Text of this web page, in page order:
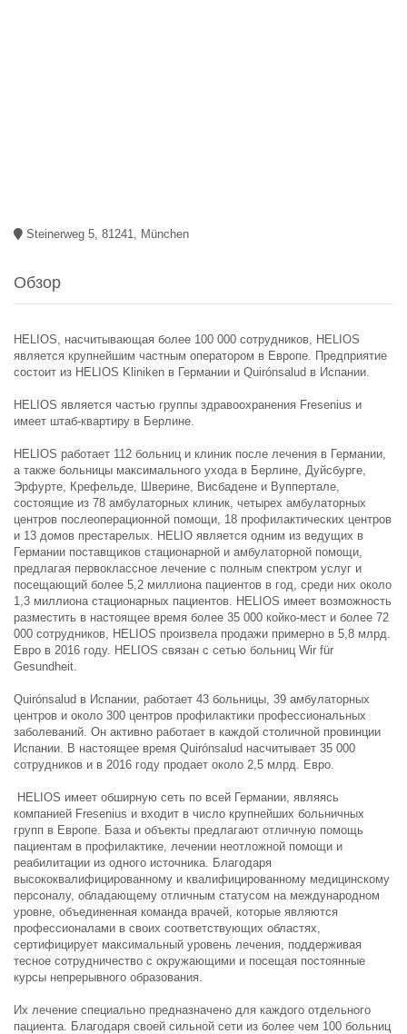
Steinerweg 5, 81241, München
Обзор
HELIOS, насчитывающая более 100 000 сотрудников, HELIOS
является крупнейшим частным оператором в Европе. Предприятие
состоит из HELIOS Kliniken в Германии и Quirónsalud в Испании.
HELIOS является частью группы здравоохранения Fresenius и
имеет штаб-квартиру в Берлине.
HELIOS работает 112 больниц и клиник после лечения в Германии,
а также больницы максимального ухода в Берлине, Дуйсбурге,
Эрфурте, Крефельде, Шверине, Висбадене и Вуппертале,
состоящие из 78 амбулаторных клиник, четырех амбулаторных
центров послеоперационной помощи, 18 профилактических центров
и 13 домов престарелых. HELIO является одним из ведущих в
Германии поставщиков стационарной и амбулаторной помощи,
предлагая первоклассное лечение с полным спектром услуг и
посещающий более 5,2 миллиона пациентов в год, среди них около
1,3 миллиона стационарных пациентов. HELIOS имеет возможность
разместить в настоящее время более 35 000 койко-мест и более 72
000 сотрудников, HELIOS произвела продажи примерно в 5,8 млрд.
Евро в 2016 году. HELIOS связан с сетью больниц Wir für
Gesundheit.
Quirónsalud в Испании, работает 43 больницы, 39 амбулаторных
центров и около 300 центров профилактики профессиональных
заболеваний. Он активно работает в каждой столичной провинции
Испании. В настоящее время Quirónsalud насчитывает 35 000
сотрудников и в 2016 году продает около 2,5 млрд. Евро.
HELIOS имеет обширную сеть по всей Германии, являясь
компанией Fresenius и входит в число крупнейших больничных
групп в Европе. База и объекты предлагают отличную помощь
пациентам в профилактике, лечении неотложной помощи и
реабилитации из одного источника. Благодаря
высококвалифицированному и квалифицированному медицинскому
персоналу, обладающему отличным статусом на международном
уровне, объединенная команда врачей, которые являются
профессионалами в своих соответствующих областях,
сертифицирует максимальный уровень лечения, поддерживая
тесное сотрудничество с окружающими и посещая постоянные
курсы непрерывного образования.
Их лечение специально предназначено для каждого отдельного
пациента. Благодаря своей сильной сети из более чем 100 больниц